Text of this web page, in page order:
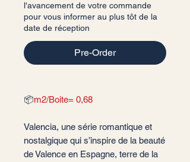
l'avancement de votre commande
pour vous informer au plus tôt de la
date de réception
Pre-Order
📦m2/Boite= 0,68
Valencia, une série romantique et
nostalgique qui s’inspire de la beauté
de Valence en Espagne, terre de la